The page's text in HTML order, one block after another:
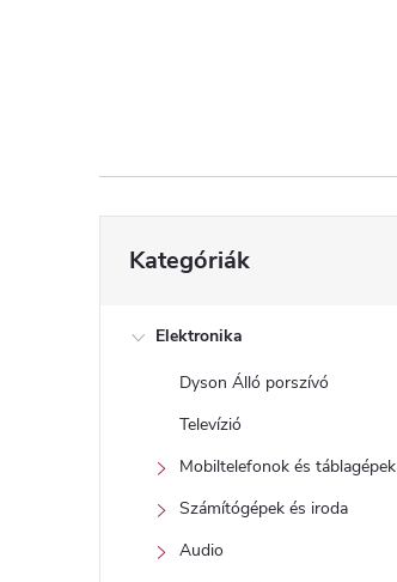
l
sátugrása
Kategóriák
Elektronika
Dyson Álló porszívó
Televízió
Mobiltelefonok és táblagépek
Számítógépek és iroda
Audio